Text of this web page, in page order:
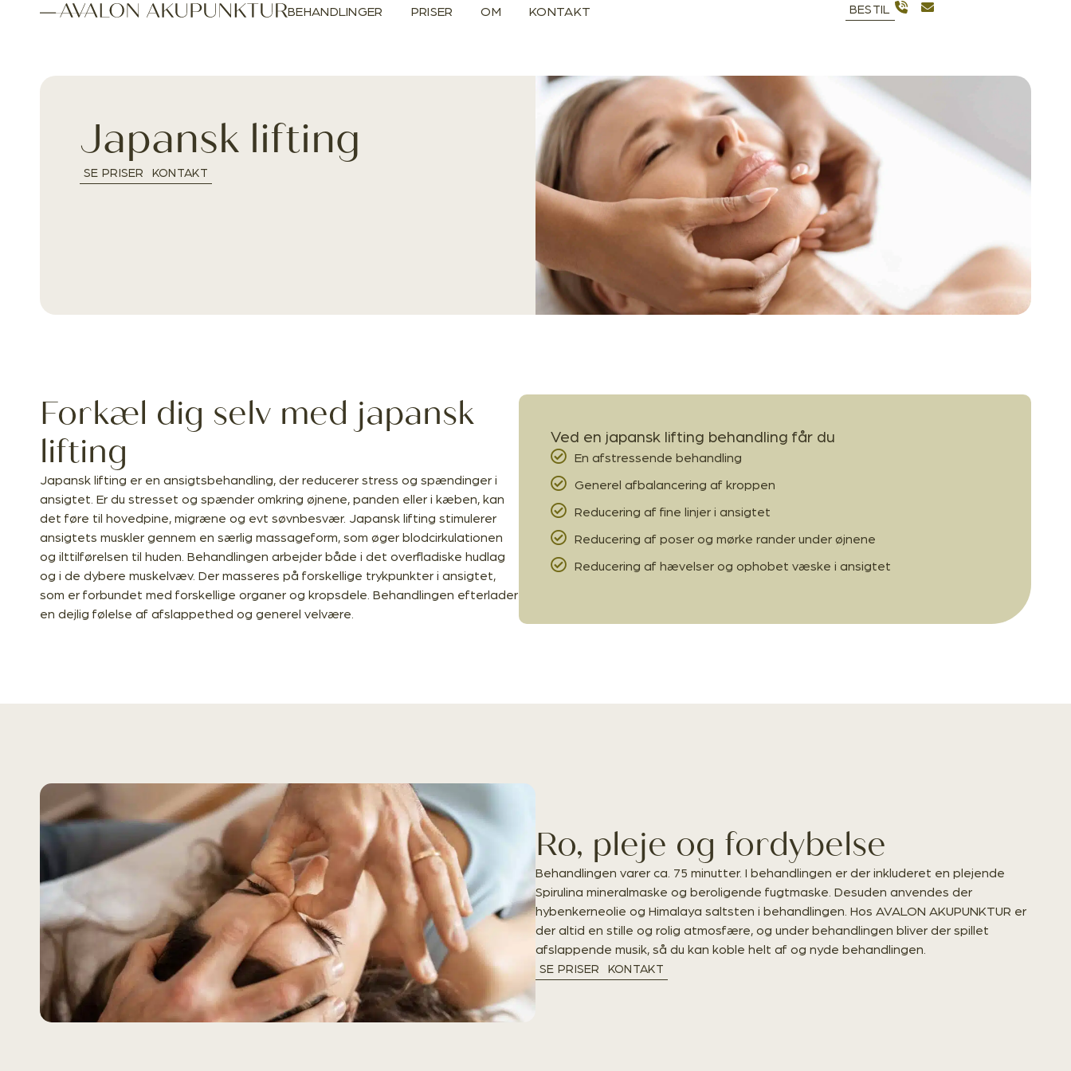
BEHANDLINGER PRISER OM KONTAKT BESTIL
Japansk lifting
SE PRISER KONTAKT
Ved en japansk lifting behandling får du
En afstressende behandling
Generel afbalancering af kroppen
Reducering af fine linjer i ansigtet
Reducering af poser og mørke rander under øjnene
Reducering af hævelser og ophobet væske i ansigtet
Forkæl dig selv med japansk
lifting
Japansk lifting er en ansigtsbehandling, der reducerer stress og spændinger i
ansigtet. Er du stresset og spænder omkring øjnene, panden eller i kæben, kan
det føre til hovedpine, migræne og evt søvnbesvær. Japansk lifting stimulerer
ansigtets muskler gennem en særlig massageform, som øger blodcirkulationen
og ilttilførelsen til huden. Behandlingen arbejder både i det overfladiske hudlag
og i de dybere muskelvæv. Der masseres på forskellige trykpunkter i ansigtet,
som er forbundet med forskellige organer og kropsdele. Behandlingen efterlader
en dejlig følelse af afslappethed og generel velvære.
Ro, pleje og fordybelse
Behandlingen varer ca. 75 minutter. I behandlingen er der inkluderet en plejende
Spirulina mineralmaske og beroligende fugtmaske. Desuden anvendes der
hybenkerneolie og Himalaya saltsten i behandlingen. Hos AVALON AKUPUNKTUR er
der altid en stille og rolig atmosfære, og under behandlingen bliver der spillet
afslappende musik, så du kan koble helt af og nyde behandlingen.
SE PRISER KONTAKT